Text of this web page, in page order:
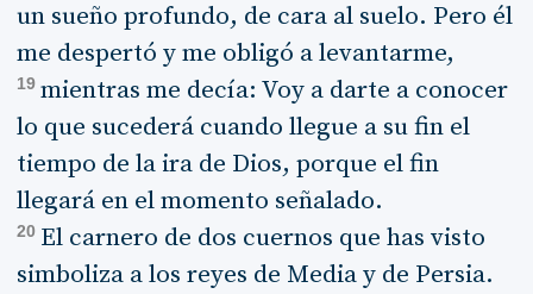
un sueño profundo, de cara al suelo. Pero él
me despertó y me obligó a levantarme,
19 mientras me decía: Voy a darte a conocer
lo que sucederá cuando llegue a su fin el
tiempo de la ira de Dios, porque el fin
llegará en el momento señalado.
20 El carnero de dos cuernos que has visto
simboliza a los reyes de Media y de Persia.